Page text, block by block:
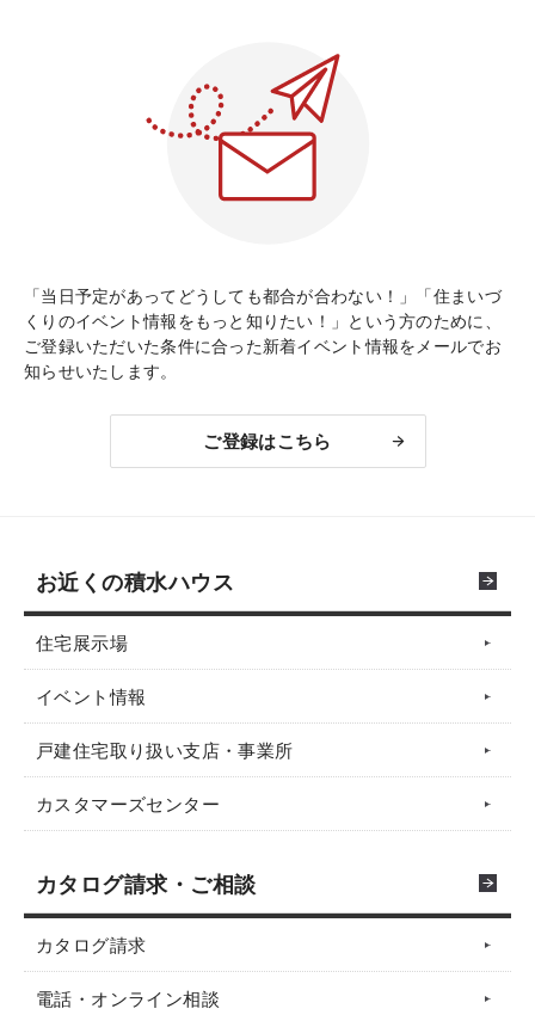
「当日予定があってどうしても都合が合わない！」「住まいづ
くりのイベント情報をもっと知りたい！」という方のために、
ご登録いただいた条件に合った新着イベント情報をメールでお
知らせいたします。
ご登録はこちら
お近くの積水ハウス
住宅展示場
イベント情報
戸建住宅取り扱い支店・事業所
カスタマーズセンター
カタログ請求・ご相談
カタログ請求
電話・オンライン相談